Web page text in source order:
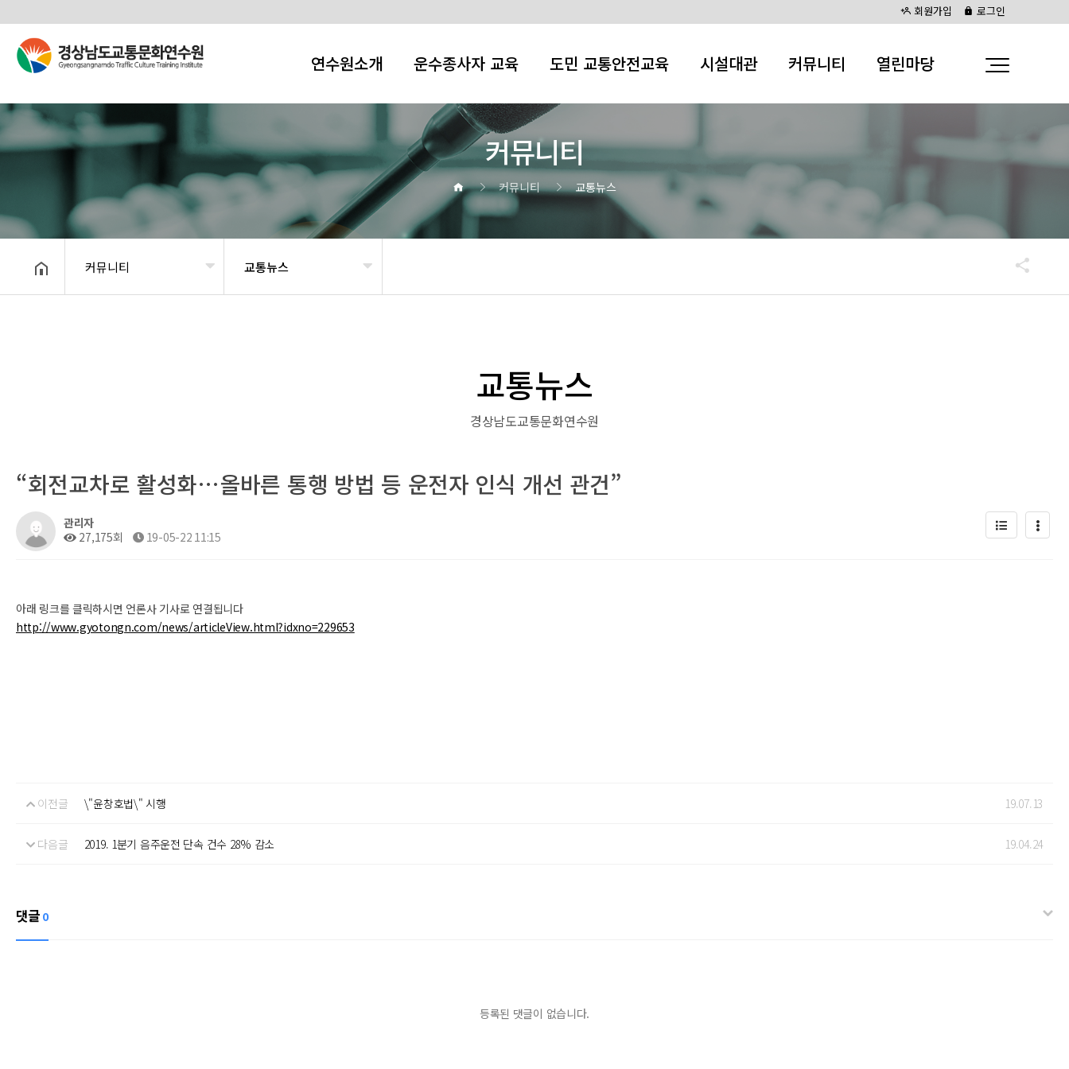
회원가입 로그인
연수원소개 운수종사자 교육 도민 교통안전교육 시설대관 커뮤니티 열린마당
커뮤니티
커뮤니티 교통뉴스
커뮤니티 교통뉴스
교통뉴스
경상남도교통문화연수원
“회전교차로 활성화…올바른 통행 방법 등 운전자 인식 개선 관건”
관리자
27,175회
19-05-22 11:15
아래 링크를 클릭하시면 언론사 기사로 연결됩니다
http://www.gyotongn.com/news/articleView.html?idxno=229653
이전글 \"윤창호법\" 시행 19.07.13
다음글 2019. 1분기 음주운전 단속 건수 28% 감소 19.04.24
댓글 0
등록된 댓글이 없습니다.